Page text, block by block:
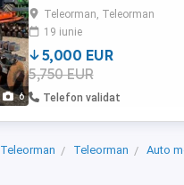
6
funcționare mai multe detalii
Teleorman, Teleorman
19 iunie
5,000 EUR
5,750 EUR
Telefon validat
Teleorman Teleorman Auto